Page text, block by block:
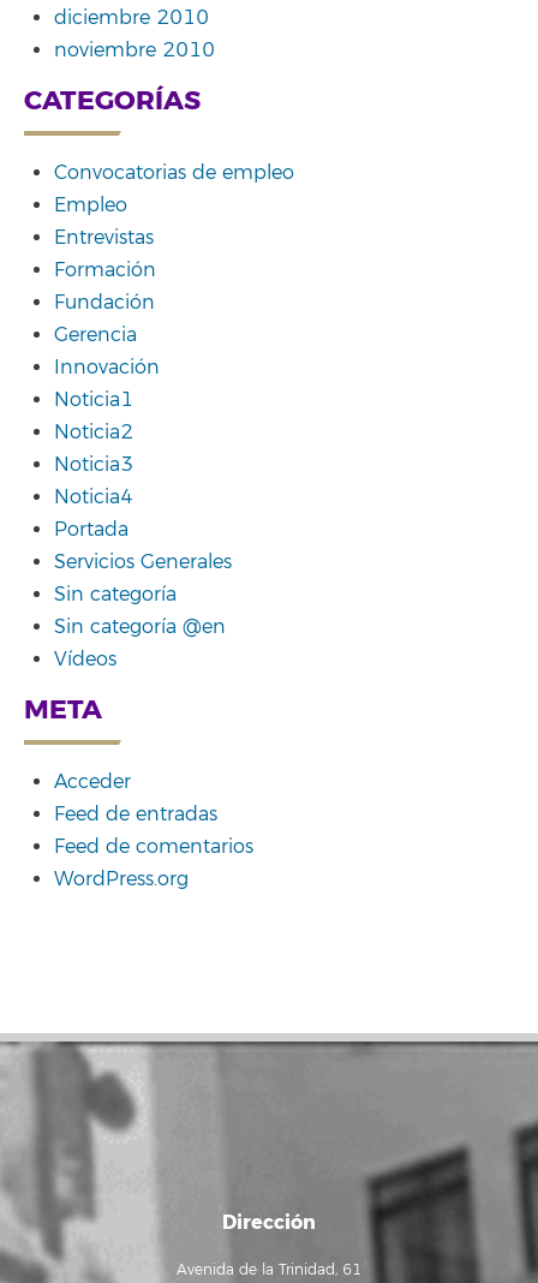
diciembre 2010
noviembre 2010
CATEGORÍAS
Convocatorias de empleo
Empleo
Entrevistas
Formación
Fundación
Gerencia
Innovación
Noticia1
Noticia2
Noticia3
Noticia4
Portada
Servicios Generales
Sin categoría
Sin categoría @en
Vídeos
META
Acceder
Feed de entradas
Feed de comentarios
WordPress.org
Dirección
Avenida de la Trinidad, 61